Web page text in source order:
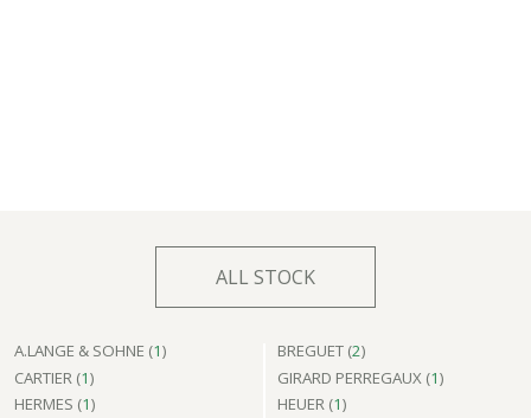
ALL STOCK
A.LANGE & SOHNE (1) BREGUET (2)
CARTIER (1) GIRARD PERREGAUX (1)
HERMES (1) HEUER (1)